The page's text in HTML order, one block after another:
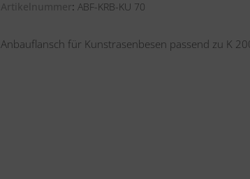
Artikelnummer ABF-KRB-KU 70
Anbauflansch für Kunstrasenbesen passend zu K